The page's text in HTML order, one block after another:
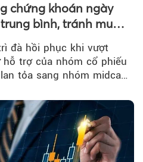
chứng khoán ngày
bình, tránh mua
đà hồi phục khi vượt
trợ của nhóm cổ phiếu
tỏa sang nhóm midcap